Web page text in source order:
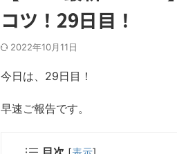
コツ！29日目！
2022年10月11日
今日は、29日目！
早速ご報告です。